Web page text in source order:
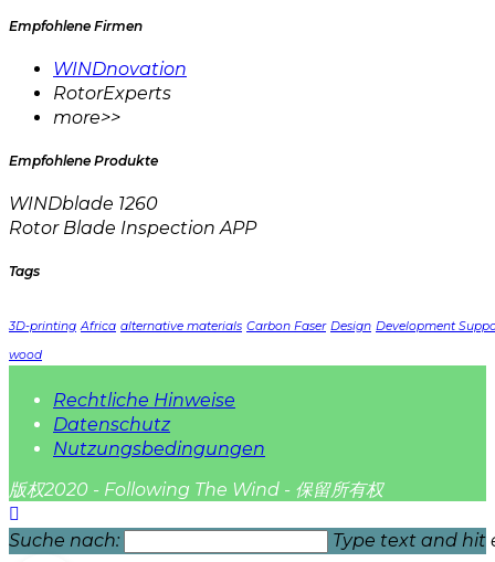
Empfohlene Firmen
WINDnovation
RotorExperts
more>>
Empfohlene Produkte
WINDblade 1260
Rotor Blade Inspection APP
Tags
3D-printing Africa alternative materials Carbon Faser Design Development
wood
Rechtliche Hinweise
Datenschutz
Nutzungsbedingungen
版权2020 - Following The Wind - 保留所有权
Suche nach: Type text and hit